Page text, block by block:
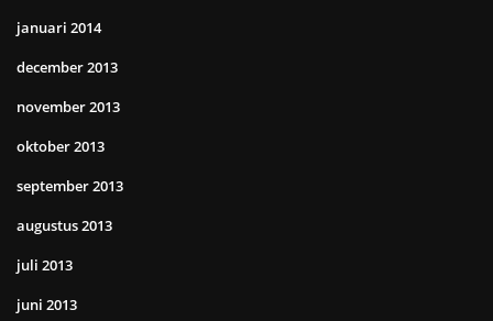
januari 2014
december 2013
november 2013
oktober 2013
september 2013
augustus 2013
juli 2013
juni 2013